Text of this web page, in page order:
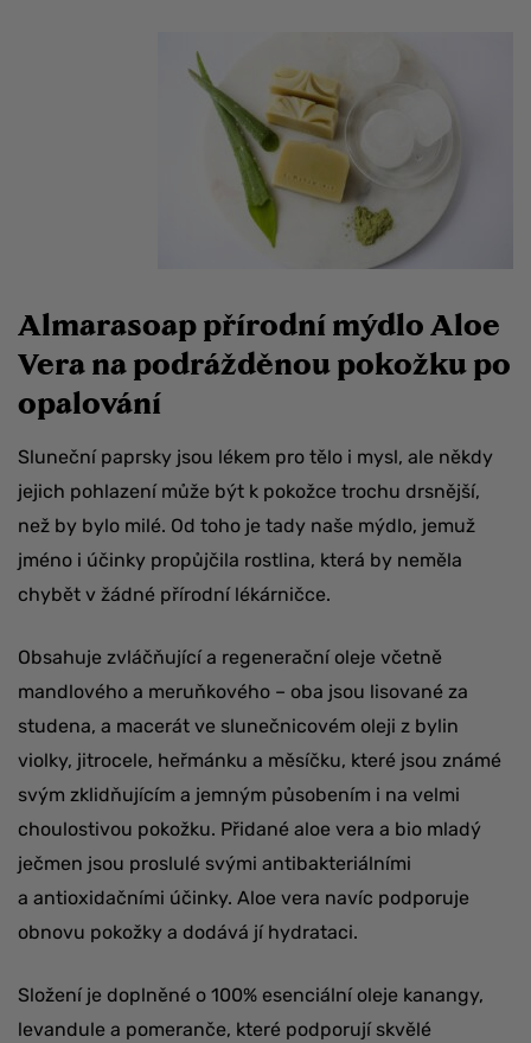
Almarasoap přírodní mýdlo Aloe
Vera na podrážděnou pokožku po
opalování
Sluneční paprsky jsou lékem pro tělo i mysl, ale někdy
jejich pohlazení může být k pokožce trochu drsnější,
než by bylo milé. Od toho je tady naše mýdlo, jemuž
jméno i účinky propůjčila rostlina, která by neměla
chybět v žádné přírodní lékárničce.
Obsahuje zvláčňující a regenerační oleje včetně
mandlového a meruňkového – oba jsou lisované za
studena, a macerát ve slunečnicovém oleji z bylin
violky, jitrocele, heřmánku a měsíčku, které jsou známé
svým zklidňujícím a jemným působením i na velmi
choulostivou pokožku. Přidané aloe vera a bio mladý
ječmen jsou proslulé svými antibakteriálními
a antioxidačními účinky. Aloe vera navíc podporuje
obnovu pokožky a dodává jí hydrataci.
Složení je doplněné o 100% esenciální oleje kanangy,
levandule a pomeranče, které podporují skvělé